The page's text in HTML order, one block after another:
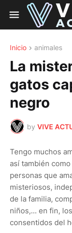
Inicio animales
La
gatos
negro
by VIVE
Tengo muchos
así también
personas que
misteriosos,
de la familia,
niños,... en fin,
consentidos del